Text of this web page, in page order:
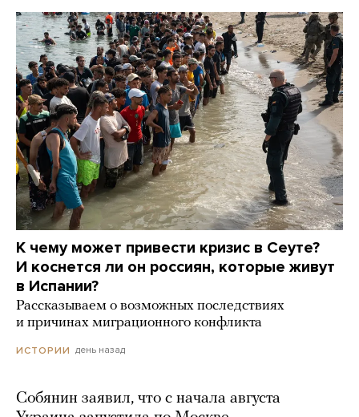
К чему может привести кризис в Сеуте?
И коснется ли он россиян, которые живут
в Испании?
Рассказываем о возможных последствиях
и причинах миграционного конфликта
ИСТОРИИ день назад
Собянин заявил, что с начала августа